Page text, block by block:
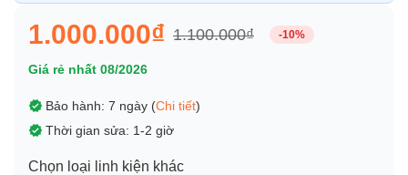
1.000.000₫ 1.100.000₫ -10%
Giá rẻ nhất 08/2026
Bảo hành: 7 ngày (Chi tiết)
Thời gian sửa: 1-2 giờ
Chọn loại linh kiện khác